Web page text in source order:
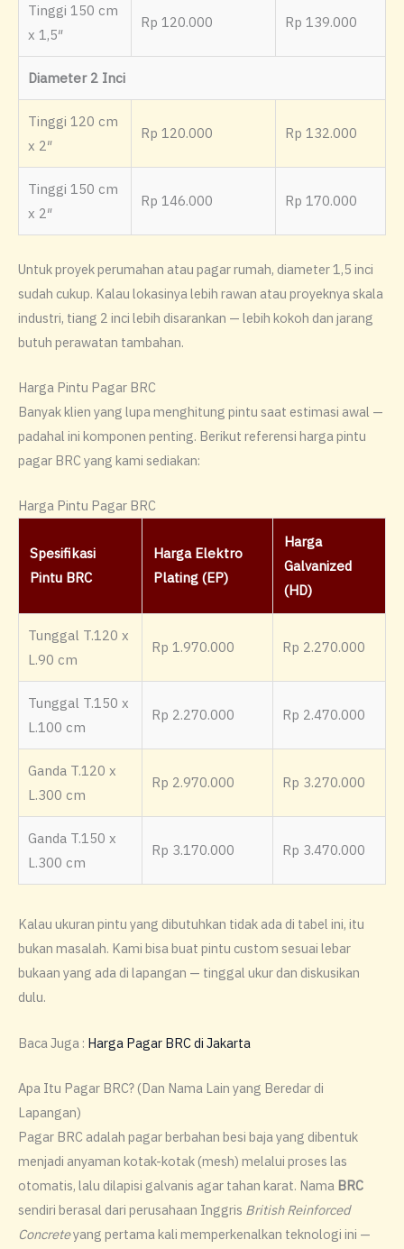
Tinggi 150 cm
x 1,5″
Rp 120.000 Rp 139.000
Diameter 2 Inci
Tinggi 120 cm
x 2″
Rp 120.000 Rp 132.000
Tinggi 150 cm
x 2″
Rp 146.000 Rp 170.000
Untuk proyek perumahan atau pagar rumah, diameter 1,5 inci
sudah cukup. Kalau lokasinya lebih rawan atau proyeknya skala
industri, tiang 2 inci lebih disarankan — lebih kokoh dan jarang
butuh perawatan tambahan.
Harga Pintu Pagar BRC
Banyak klien yang lupa menghitung pintu saat estimasi awal —
padahal ini komponen penting. Berikut referensi harga pintu
pagar BRC yang kami sediakan:
Harga Pintu Pagar BRC
Spesifikasi
Pintu BRC
Harga Elektro
Plating (EP)
Harga
Galvanized
(HD)
Tunggal T.120 x
L.90 cm
Rp 1.970.000 Rp 2.270.000
Tunggal T.150 x
L.100 cm
Rp 2.270.000 Rp 2.470.000
Ganda T.120 x
L.300 cm
Rp 2.970.000 Rp 3.270.000
Ganda T.150 x
L.300 cm
Rp 3.170.000 Rp 3.470.000
Kalau ukuran pintu yang dibutuhkan tidak ada di tabel ini, itu
bukan masalah. Kami bisa buat pintu custom sesuai lebar
bukaan yang ada di lapangan — tinggal ukur dan diskusikan
dulu.
Baca Juga : Harga Pagar BRC di Jakarta
Apa Itu Pagar BRC? (Dan Nama Lain yang Beredar di
Lapangan)
Pagar BRC adalah pagar berbahan besi baja yang dibentuk
menjadi anyaman kotak-kotak (mesh) melalui proses las
otomatis, lalu dilapisi galvanis agar tahan karat. Nama BRC
sendiri berasal dari perusahaan Inggris British Reinforced
Concreteyang pertama kali memperkenalkan teknologi ini —